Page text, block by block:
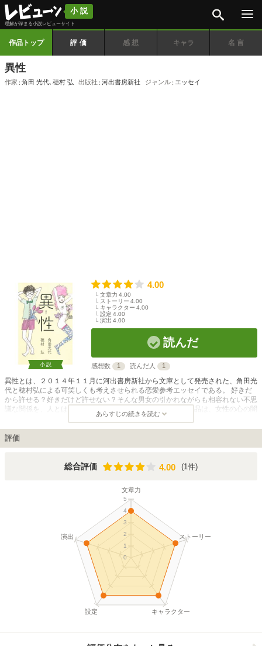
小説
理解が深まる小説レビューサイト
作品トップ 評価 感想 キャラ 名言
異性
作家 角田 光代､ 穂村 弘 出版社 河出書房新社 ジャンル エッセイ
小説
4.00
文章力 4.00
ストーリー 4.00
キャラクター 4.00
設定 4.00
演出 4.00
読んだ
感想数 1 読んだ人 1
異性とは、２０１４年１１月に河出書房新社から文庫として発売された、角田光
代と穂村弘による可笑しくも考えさせられる恋愛参考エッセイである。 好きだ
から許せる？好きだけど許せない？そんな男女の引かれながらも相容れない不思
議な関係を、人とは全く違う切り口で斬新に描いている本作品は、女性の心の闇
に迫る作家角田光代と、自ら駄目人間と自負する、個性派エッセイスト穂村弘が
組んで書き上げたのだから、これ程異彩を放つ恋愛エッセイは他に見られないの
かもしれない。 作品内では内面重視かそれとも外見か？女は変化を恐れ、男は
固定を恐れる？などのよくあるテーマから、別れた人には不幸になって欲しいか
かせている。 穂村作品らしく、読者がこの人は本当に大丈夫なのか･･と心配す
あらすじの続きを読む
評価
総合評価 4.00
4.00 (1件)
文章力
ストーリー
キャラクター
設定
演出
0
1
2
3
4
5